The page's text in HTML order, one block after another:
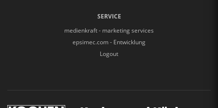
SERVICE
medienkraft - marketing services
epsimec.com - Entwicklung
Logout